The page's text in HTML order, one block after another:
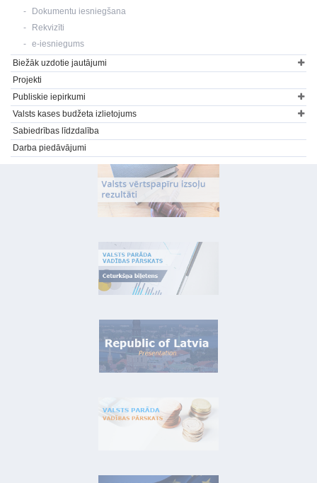
Dokumentu iesniegšana
Rekvizīti
e-iesniegums
Biežāk uzdotie jautājumi
Projekti
Publiskie iepirkumi
Valsts kases budžeta izlietojums
Sabiedrības līdzdalība
Darba piedāvājumi